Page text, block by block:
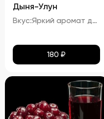
Дыня-Улун
Вкус:Яркий аромат дыни с оттенками зеленого чая. процент спирта в настойке "Дыня-Улун" составляет приблизительно 34,67%.
180 ₽